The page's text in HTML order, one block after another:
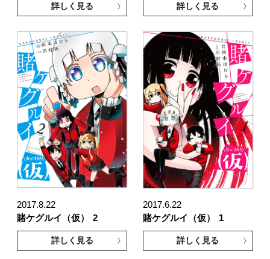
詳しく見る 詳しく見る
2017.8.22
賭ケグルイ（仮）
2
詳しく見る
2017.6.22
賭ケグルイ（仮）
1
詳しく見る